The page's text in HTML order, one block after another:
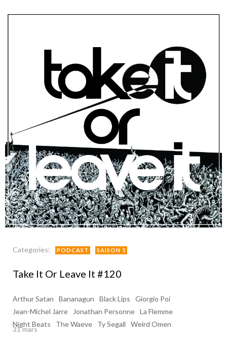
Categories: PODCAST SAISON 5
Take It Or Leave It #120
Arthur Satan Bananagun Black Lips
Giorgio Poi
Jean-Michel Jarre
Jonathan Personne La Flemme
Night Beats
The Waeve Ty Segall Weird Omen
31 mars